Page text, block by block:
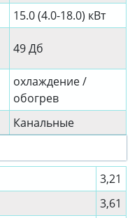
15.0 (4.0-18.0) кВт
49 Дб
охлаждение /
обогрев
Канальные
3,21
3,61